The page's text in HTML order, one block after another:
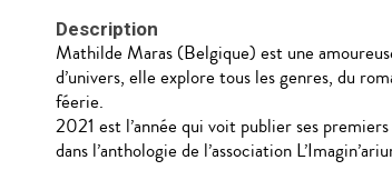
Description
Mathilde Maras (Belgique) est une
d’univers, elle explore tous les genres, du
féerie.
2021 est l’année qui voit publier ses
dans l’anthologie de l’association